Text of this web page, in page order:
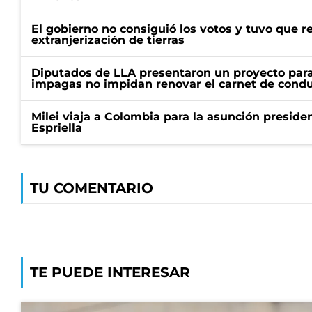
El gobierno no consiguió los votos y tuvo que
extranjerización de tierras
Diputados de LLA presentaron un proyecto
impagas no impidan renovar el carnet de
Milei viaja a Colombia para la asunción
Espriella
TU COMENTARIO
TE PUEDE INTERESAR